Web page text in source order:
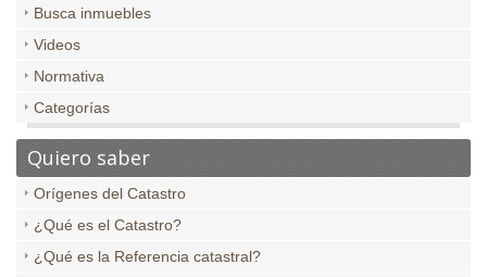
Busca inmuebles
Videos
Normativa
Categorías
Quiero saber
Orígenes del Catastro
¿Qué es el Catastro?
¿Qué es la Referencia catastral?